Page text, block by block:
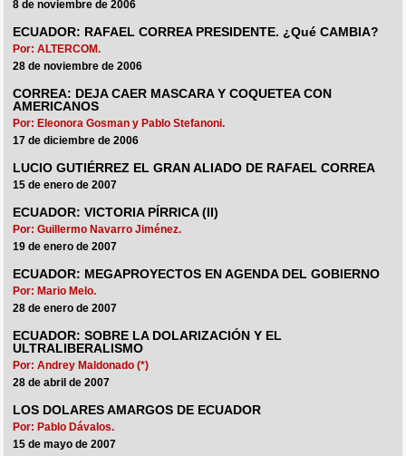
8 de noviembre de 2006
ECUADOR: RAFAEL CORREA PRESIDENTE. ¿Qué CAMBIA?
Por: ALTERCOM.
28 de noviembre de 2006
CORREA: DEJA CAER MASCARA Y COQUETEA CON
AMERICANOS
Por: Eleonora Gosman y Pablo Stefanoni.
17 de diciembre de 2006
LUCIO GUTIÉRREZ EL GRAN ALIADO DE RAFAEL CORREA
15 de enero de 2007
ECUADOR: VICTORIA PÍRRICA (II)
Por: Guillermo Navarro Jiménez.
19 de enero de 2007
ECUADOR: MEGAPROYECTOS EN AGENDA DEL GOBIERNO
Por: Mario Melo.
28 de enero de 2007
ECUADOR: SOBRE LA DOLARIZACIÓN Y EL
ULTRALIBERALISMO
Por: Andrey Maldonado (*)
28 de abril de 2007
LOS DOLARES AMARGOS DE ECUADOR
Por: Pablo Dávalos.
15 de mayo de 2007